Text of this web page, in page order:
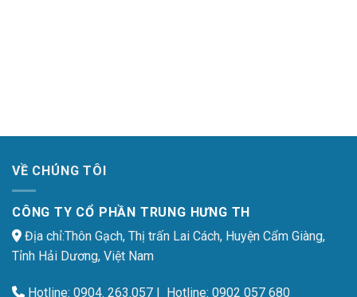
VỀ CHÚNG TÔI
CÔNG TY CỔ PHẦN TRUNG HƯNG TH
Địa chỉ:Thôn Gạch, Thị trấn Lai Cách, Huyện Cẩm Giàng,
Tỉnh Hải Dương, Việt Nam
Hotline: 0904. 263.057 | Hotline: 0902 057 680